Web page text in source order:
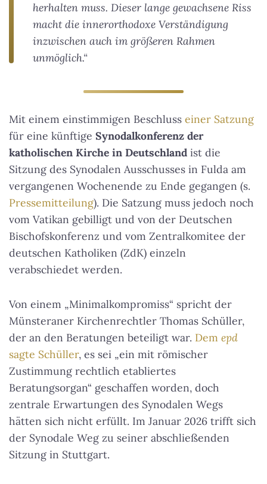
herhalten muss. Dieser lange gewachsene Riss
macht die innerorthodoxe Verständigung
inzwischen auch im größeren Rahmen
unmöglich.“
Mit einem einstimmigen Beschluss einer Satzung
für eine künftige Synodalkonferenz der
katholischen Kirche in Deutschland ist die
Sitzung des Synodalen Ausschusses in Fulda am
vergangenen Wochenende zu Ende gegangen (s.
Pressemitteilung). Die Satzung muss jedoch noch
vom Vatikan gebilligt und von der Deutschen
Bischofskonferenz und vom Zentralkomitee der
deutschen Katholiken (ZdK) einzeln
verabschiedet werden.
Von einem „Minimalkompromiss“ spricht der
Münsteraner Kirchenrechtler Thomas Schüller,
der an den Beratungen beteiligt war. Dem epd
sagte Schüller, es sei „ein mit römischer
Zustimmung rechtlich etabliertes
Beratungsorgan“ geschaffen worden, doch
zentrale Erwartungen des Synodalen Wegs
hätten sich nicht erfüllt. Im Januar 2026 trifft sich
der Synodale Weg zu seiner abschließenden
Sitzung in Stuttgart.